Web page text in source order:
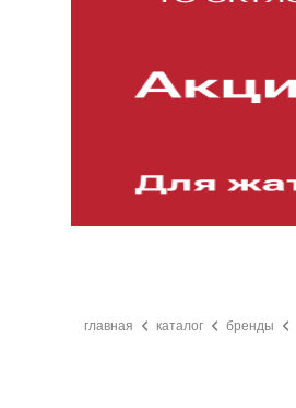
главная каталог бренды